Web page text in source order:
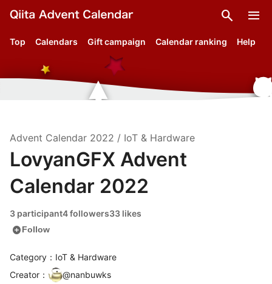
search menu
Top Calendars Gift campaign Calendar ranking Help
Advent Calendar 2022 / IoT & Hardware
LovyanGFX Advent
Calendar 2022
3 participant4 followers33 likes
add_circleFollow
Category：IoT & Hardware
Creator ： @nanbuwks